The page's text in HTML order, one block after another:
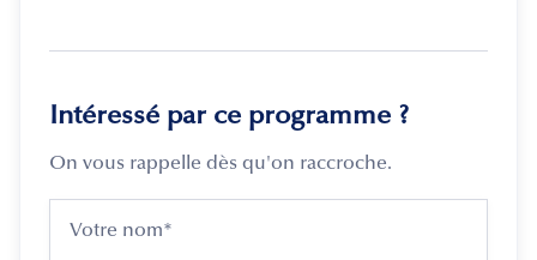
Intéressé par ce programme ?
On vous rappelle dès qu'on raccroche.